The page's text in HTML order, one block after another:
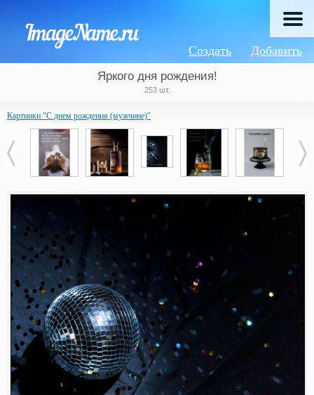
Добавить
Создать
Яркого дня рождения!
253 шт.
Картинки "С днем рождения (мужчине)"